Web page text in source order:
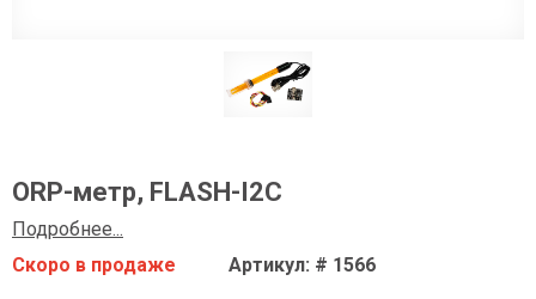
ORP-метр, FLASH-I2C
Подробнее...
Скоро в продаже
Артикул: # 1566